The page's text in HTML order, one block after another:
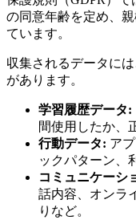
の同意年齢を定め、
ています。
収集されるデータに
があります。
学習履歴データ:
間使用したか、
行動データ: ア
ックパターン、
コミュニケーシ
話内容、オンラ
りなど。